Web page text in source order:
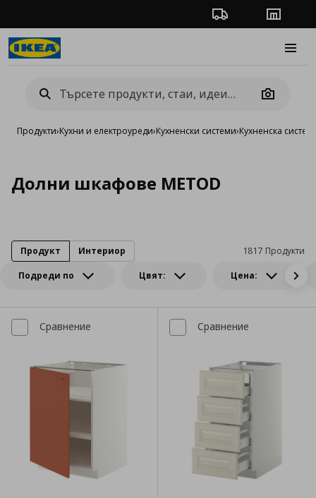
Проследяване на
Camera
Продукти›Кухни и електроуреди›Кухненски системи›Кухненска
Долни шкафове METOD
Подреди по Цвят: Цена:
1817 Продукти
Продукт Интериор
Сравнение Сравнение